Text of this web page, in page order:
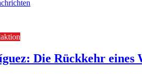
Die Rückkehr